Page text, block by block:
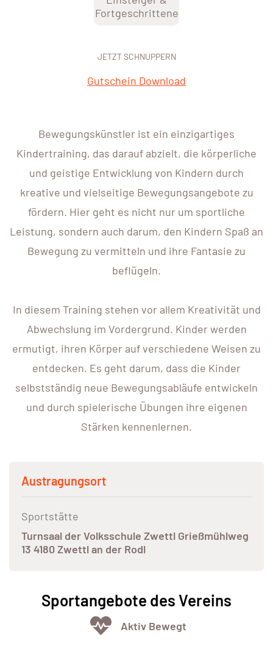
Fortgeschrittene
JETZT SCHNUPPERN
Gutschein Download
Bewegungskünstler ist ein einzigartiges
Kindertraining, das darauf abzielt, die körperliche
und geistige Entwicklung von Kindern durch
kreative und vielseitige Bewegungsangebote zu
fördern. Hier geht es nicht nur um sportliche
Leistung, sondern auch darum, den Kindern Spaß an
Bewegung zu vermitteln und ihre Fantasie zu
beflügeln.
In diesem Training stehen vor allem Kreativität und
Abwechslung im Vordergrund. Kinder werden
ermutigt, ihren Körper auf verschiedene Weisen zu
entdecken. Es geht darum, dass die Kinder
selbstständig neue Bewegungsabläufe entwickeln
und durch spielerische Übungen ihre eigenen
Stärken kennenlernen.
Austragungsort
Sportstätte
Turnsaal der Volksschule Zwettl Grießmühlweg
13 4180 Zwettl an der Rodl
Sportangebote des Vereins
Aktiv Bewegt